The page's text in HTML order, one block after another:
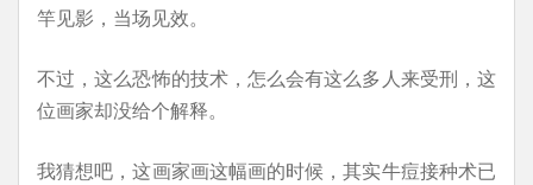
竿见影，当场见效。
不过，这么恐怖的技术，怎么会有这么多人来受刑，这
位画家却没给个解释。
我猜想吧，这画家画这幅画的时候，其实牛痘接种术已